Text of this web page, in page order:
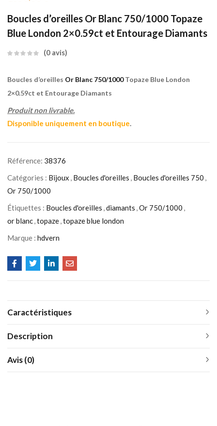
Boucles d’oreilles Or Blanc 750/1000 Topaze
Blue London 2×0.59ct et Entourage Diamants
0 avis
Boucles d’oreilles Or Blanc 750/1000Topaze Blue London
2×0.59ct et Entourage Diamants
Produit non livrable.
Disponible uniquement en boutique.
Référence: 38376
Catégories : Bijoux , Boucles d'oreilles , Boucles d'oreilles 750 ,
Or 750/1000
Étiquettes : Boucles d'oreilles ,diamants ,Or 750/1000 ,
or blanc,topaze,topaze blue london
Marque : hdvern
Caractéristiques
Description
Avis (0)